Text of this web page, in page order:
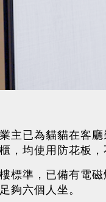
主已為貓貓在客
，均使用防花板，
標準，已備有電
夠六個人坐。